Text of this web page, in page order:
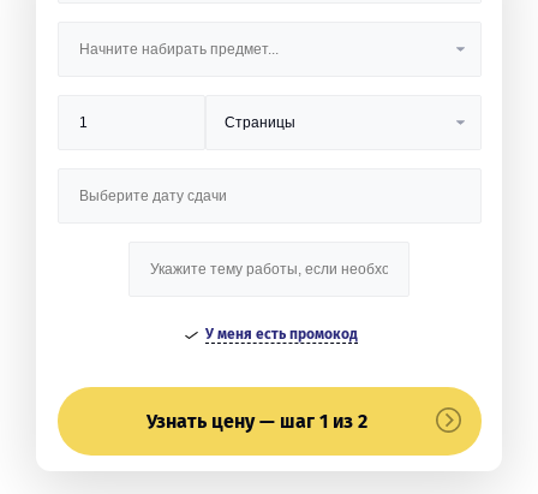
У меня есть промокод
Узнать цену — шаг 1 из 2